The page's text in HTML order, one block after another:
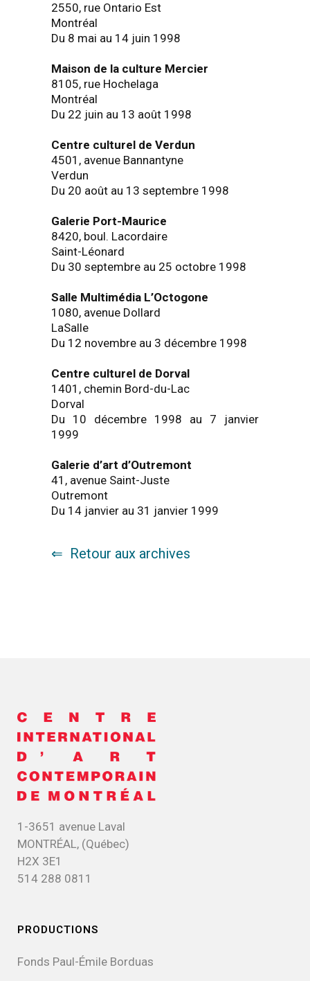
2550, rue Ontario Est
Montréal
Du 8 mai au 14 juin 1998
Maison de la culture Mercier
8105, rue Hochelaga
Montréal
Du 22 juin au 13 août 1998
Centre culturel de Verdun
4501, avenue Bannantyne
Verdun
Du 20 août au 13 septembre 1998
Galerie Port-Maurice
8420, boul. Lacordaire
Saint-Léonard
Du 30 septembre au 25 octobre 1998
Salle Multimédia L’Octogone
1080, avenue Dollard
LaSalle
Du 12 novembre au 3 décembre 1998
Centre culturel de Dorval
1401, chemin Bord-du-Lac
Dorval
Du 10 décembre 1998 au 7 janvier
1999
Galerie d’art d’Outremont
41, avenue Saint-Juste
Outremont
Du 14 janvier au 31 janvier 1999
Retour aux archives
1-3651 avenue Laval
MONTRÉAL, (Québec)
H2X 3E1
514 288 0811
PRODUCTIONS
Fonds Paul-Émile Borduas